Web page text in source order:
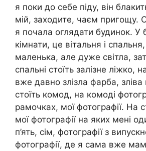
я поки до себе піду, він
мій, заходите, чаєм пригощу.
я почала оглядати будинок. У
кімнати, це вітальня і
маленька, але дуже світла,
спальні стоїть залізне ліжко,
вже давно злізла фарба, зліва
стоїть комод, на комоді
рамочках, мої фотографії. На
мої фотографії на яких мені
п’ять, сім, фотографії з
фотографії, де я сама вже